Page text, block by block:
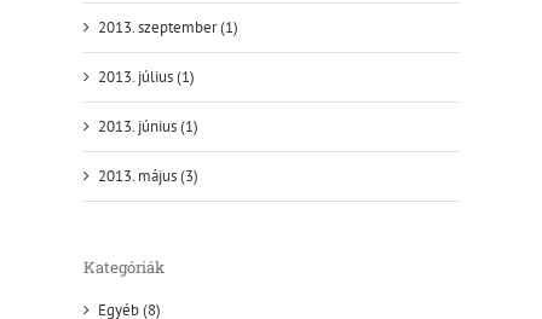
2013. szeptember (1)
2013. július (1)
2013. június (1)
2013. május (3)
Kategóriák
Egyéb (8)